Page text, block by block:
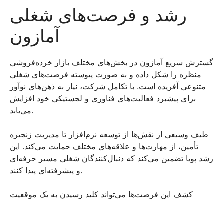
رشد و فرصت‌های شغلی
آمازون
گسترش سریع آمازون در بخش‌های مختلف بازار خرده‌فروشی
منظره را شکل داده و به صورت پیوسته فرصت‌های شغلی
متنوعی آفریده است. با تکامل شرکت، نیاز به ذهن‌های نوآور
برای پیشبرد فعالیت‌های فناوری و لجستیکی خود افزایش
می‌یابد.
طیف وسیعی از نقش‌ها از توسعه نرم‌افزار تا مدیریت زنجیره
تأمین، از مهارت‌ها و علاقه‌های مختلف حمایت می‌کند. این
رشد پویا تضمین می‌کند که دنبال‌کنندگان شغلی مسیر حرفه‌ای
و پیشرفته‌ای پیدا کنند.
کشف این فرصت‌ها می‌تواند کلید رسیدن به یک موقعیت